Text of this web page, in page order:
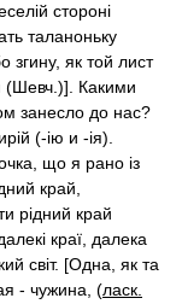
стороні
таланоньку
згину, як той лист
(Шевч.)]. Какими
занесло до нас?
(-ію и -ія).
що я рано із
край,
рідний край
краї, далека
світ. [Одна, як та
- чужина, (ласк.